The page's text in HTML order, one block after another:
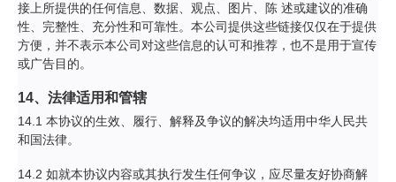
接上所提供的任何信息、数据、观点、图片、陈 述或建议的准确
性、完整性、充分性和可靠性。本公司提供这些链接仅仅在于提供
方便，并不表示本公司对这些信息的认可和推荐，也不是用于宣传
或广告目的。
14、法律适用和管辖
14.1 本协议的生效、履行、解释及争议的解决均适用中华人民共
和国法律。
14.2 如就本协议内容或其执行发生任何争议，应尽量友好协商解